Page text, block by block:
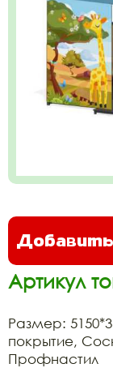
Артикул
Размер:
покрытие,
Профнастил